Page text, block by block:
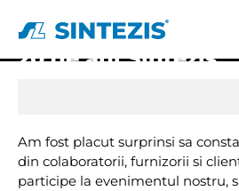
20 de ani Sintezis
Am fost placut surprinsi sa
din colaboratorii, furnizorii si
participe la evenimentul nostru,